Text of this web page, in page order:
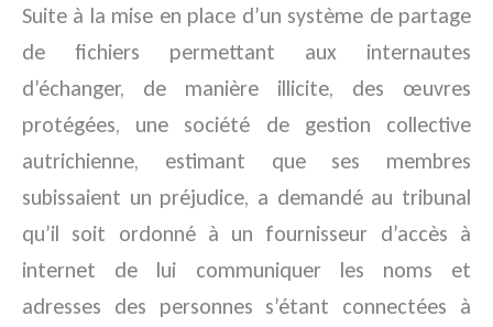
Suite à la mise en place d’un système de partage
de fichiers permettant aux internautes
d’échanger, de manière illicite, des œuvres
protégées, une société de gestion collective
autrichienne, estimant que ses membres
subissaient un préjudice, a demandé au tribunal
qu’il soit ordonné à un fournisseur d’accès à
internet de lui communiquer les noms et
adresses des personnes s’étant connectées à